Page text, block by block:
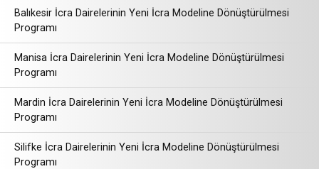
Balıkesir İcra Dairelerinin Yeni İcra Modeline Dönüştürülmesi
Programı
Manisa İcra Dairelerinin Yeni İcra Modeline Dönüştürülmesi
Programı
Mardin İcra Dairelerinin Yeni İcra Modeline Dönüştürülmesi
Programı
Silifke İcra Dairelerinin Yeni İcra Modeline Dönüştürülmesi
Programı